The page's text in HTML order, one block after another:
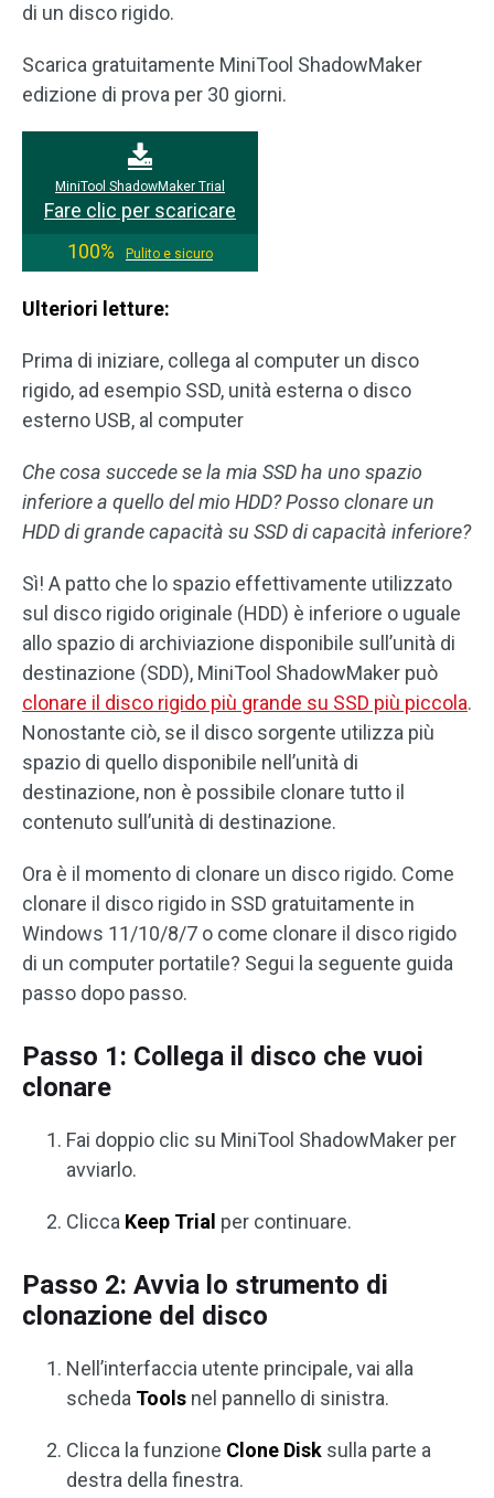
di un disco rigido.
Scarica gratuitamente MiniTool ShadowMaker
edizione di prova per 30 giorni.
MiniTool ShadowMaker Trial
Fare clic per scaricare
100%
Pulito e sicuro
Ulteriori letture:
Prima di iniziare, collega al computer un disco
rigido, ad esempio SSD, unità esterna o disco
esterno USB, al computer
Che cosa succede se la mia SSD ha uno spazio
inferiore a quello del mio HDD? Posso clonare un
HDD di grande capacità su SSD di capacità inferiore?
Sì! A patto che lo spazio effettivamente utilizzato
sul disco rigido originale (HDD) è inferiore o uguale
allo spazio di archiviazione disponibile sull’unità di
destinazione (SDD), MiniTool ShadowMaker può
clonare il disco rigido più grande su SSD più piccola.
Nonostante ciò, se il disco sorgente utilizza più
spazio di quello disponibile nell’unità di
destinazione, non è possibile clonare tutto il
contenuto sull’unità di destinazione.
Ora è il momento di clonare un disco rigido. Come
clonare il disco rigido in SSD gratuitamente in
Windows 11/10/8/7 o come clonare il disco rigido
di un computer portatile? Segui la seguente guida
passo dopo passo.
Passo 1: Collega il disco che vuoi
clonare
Fai doppio clic su MiniTool ShadowMaker per
avviarlo.
Clicca Keep Trial per continuare.
Passo 2: Avvia lo strumento di
clonazione del disco
Nell’interfaccia utente principale, vai alla
scheda Tools nel pannello di sinistra.
Clicca la funzione Clone Disk sulla parte a
destra della finestra.